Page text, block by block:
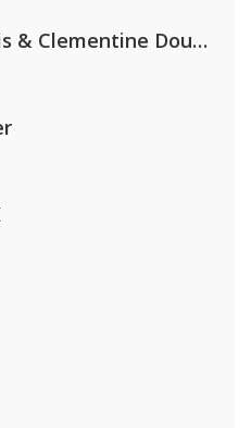
Calvin Harris & Clementine Douglas